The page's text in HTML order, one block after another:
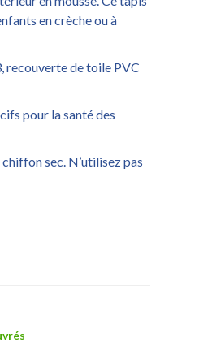
en crèche ou à
recouverte de toile PVC
pour la santé des
sec. N’utilisez pas